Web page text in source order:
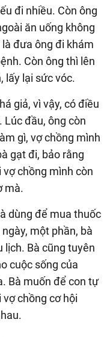
đi nhiều. Còn ông
ăn uống không
đưa ông đi khám
Còn ông thì lên
lấy lại sức vóc.
giả, vì vậy, có điều
Lúc đầu, ông còn
gì, vợ chồng mình
gạt đi, bảo rằng
chồng mình còn
mà.
dùng để mua thuốc
một phần, bà
lịch. Bà cũng tuyên
cuộc sống của
Bà muốn để con tự
vợ chồng cơ hội